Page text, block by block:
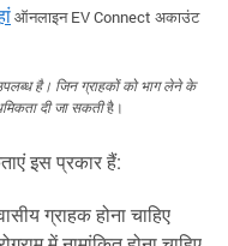
ऑनलाइन EV Connect अकाउंट
है। जिन ग्राहकों को भाग लेने के
दी जा सकतीहै।
इस प्रकार हैं:
ग्राहक होना चाहिए